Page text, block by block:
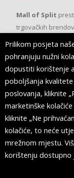
Mall of Split
trgovačkih
prvi put pojavljuju u
PRATITE NAS
Prilikom posjeta
pohranjuju nužni
dopustiti korištenje
poboljšanja
poslovanja, kliknite
marketinške
kliknite „Ne
kolačiće, to neće
mrežnom mjestu.
korištenju dostupno